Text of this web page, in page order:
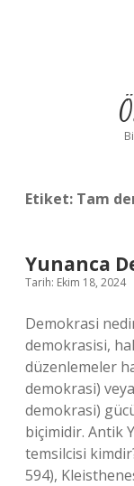
Etiket: Tam
Yunanca
Tarih: Ekim 18, 2024
Demokrasi
demokrasisi,
düzenlemeler
demokrasi)
demokrasi)
biçimidir. Antik
temsilcisi
594),